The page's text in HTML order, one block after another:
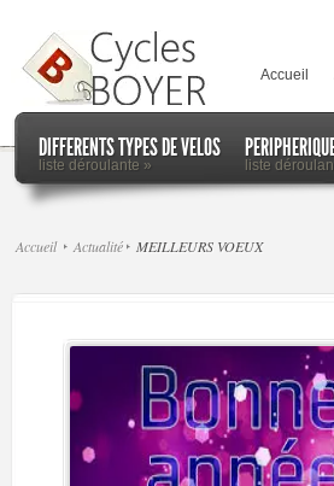
Accueil
DIFFERENTS TYPES DE VELOS
liste déroulante » liste
Accueil Actualité MEILLEURS VOEUX